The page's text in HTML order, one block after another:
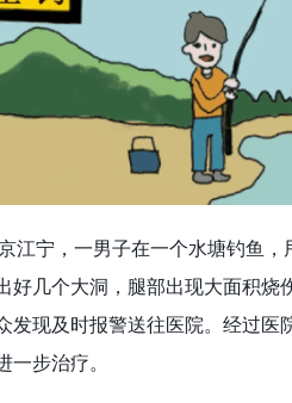
江宁，一男子在一个水塘钓鱼
好几个大洞，腿部出现大面积
发现及时报警送往医院。经过
步治疗。